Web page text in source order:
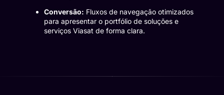
Conversão: Fluxos de navegação otimizados
para apresentar o portfólio de soluções e
serviços Viasat de forma clara.